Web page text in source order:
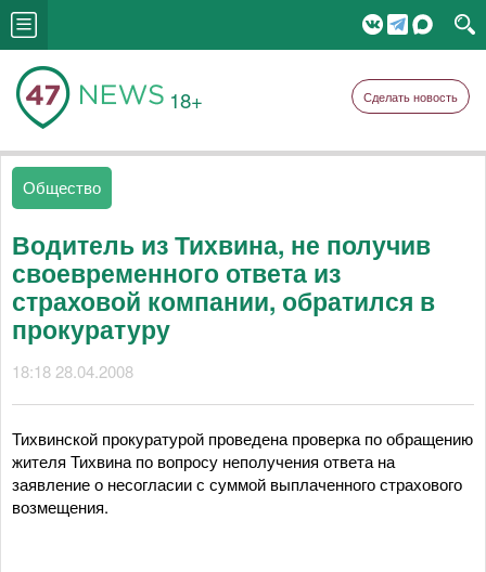
18+ Сделать новость
Общество
Водитель из Тихвина, не получив
своевременного ответа из
страховой компании, обратился в
прокуратуру
18:18 28.04.2008
Тихвинской прокуратурой проведена проверка по обращению
жителя Тихвина по вопросу неполучения ответа на
заявление о несогласии с суммой выплаченного страхового
возмещения.